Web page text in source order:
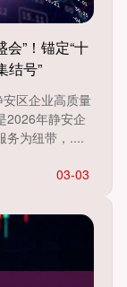
”！锚定“十
结号”
区企业高质量
2026年静安企
务为纽带，....
03-03